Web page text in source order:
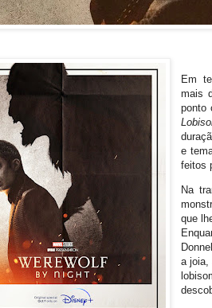
Em
mais
ponto
e
feitos
Na
que
a joia,